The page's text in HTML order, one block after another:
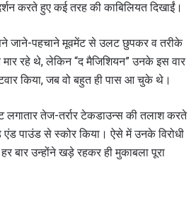
करते हुए कई तरह की काबिलियत दिखाईं।
जाने-पहचाने मूवमेंट से उलट छुपकर व तरीके
रहे थे, लेकिन “द मैजिशियन” उनके इस वार
किया, जब वो बहुत ही पास आ चुके थे।
लगातार तेज-तर्रार टेकडाउन्स की तलाश करते
एंड पाउंड से स्कोर किया। ऐसे में उनके विरोधी
बार उन्होंने खड़े रहकर ही मुकाबला पूरा